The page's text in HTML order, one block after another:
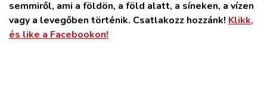
semmiről, ami a földön, a föld alatt, a síneken, a vízen
vagy a levegőben történik. Csatlakozz hozzánk! Klikk,
és like a Facebookon!